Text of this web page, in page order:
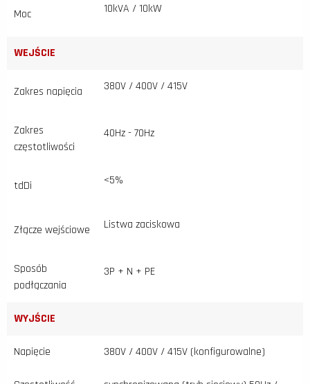
Moc 10kVA / 10kW
WEJŚCIE
Zakres napięcia 380V / 400V / 415V
Zakres
częstotliwości
40Hz - 70Hz
tdDi <5%
Złącze wejściowe Listwa zaciskowa
Sposób
podłączania
3P + N + PE
WYJŚCIE
Napięcie 380V / 400V / 415V (konfigurowalne)